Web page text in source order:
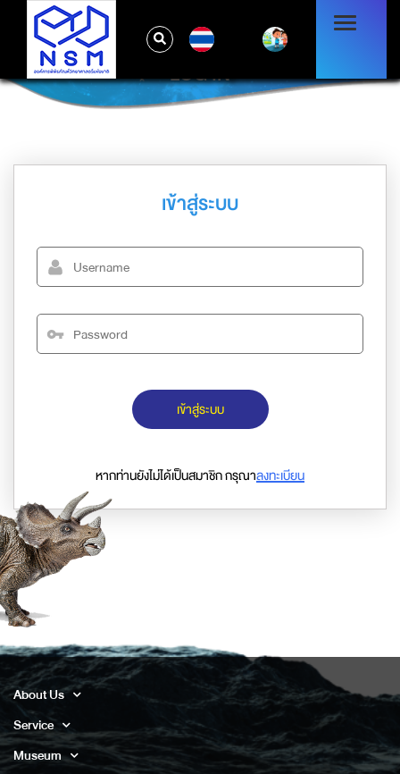
LOG IN
เข้าสู่ระบบ
เข้าสู่ระบบ
หากท่านยังไม่ได้เป็นสมาชิก กรุณาลงทะเบียน
About Us
Service
Museum